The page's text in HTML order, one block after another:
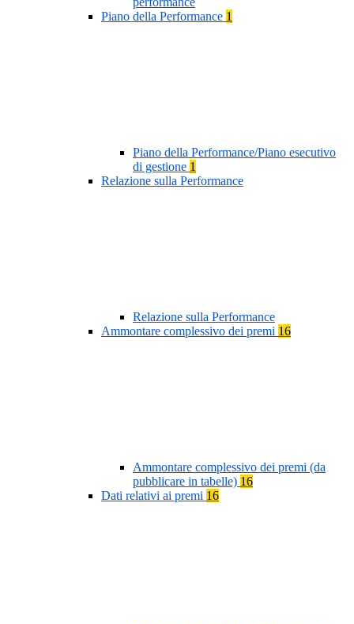
Piano della Performance 1
Piano della Performance/Piano esecutivo
di gestione 1
Relazione sulla Performance
Relazione sulla Performance
Ammontare complessivo dei premi 16
Ammontare complessivo dei premi (da
pubblicare in tabelle) 16
Dati relativi ai premi 16